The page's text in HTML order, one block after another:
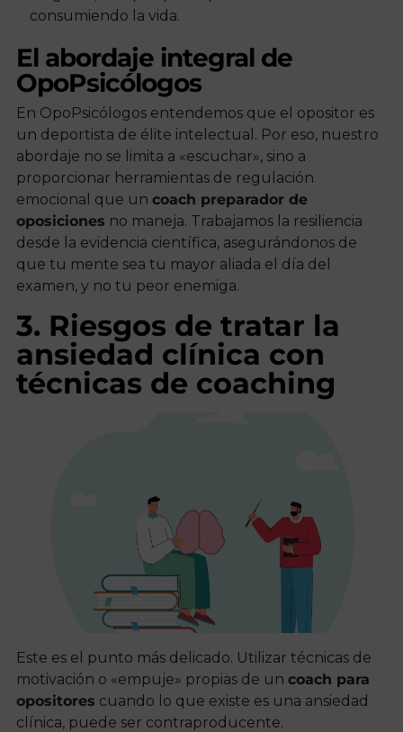
consumiendo la vida.
El abordaje integral de
OpoPsicólogos
En OpoPsicólogos entendemos que el opositor es
un deportista de élite intelectual. Por eso, nuestro
abordaje no se limita a «escuchar», sino a
proporcionar herramientas de regulación
emocional que un coach preparador de
oposiciones no maneja. Trabajamos la resiliencia
desde la evidencia científica, asegurándonos de
que tu mente sea tu mayor aliada el día del
examen, y no tu peor enemiga.
3. Riesgos de tratar la
ansiedad clínica con
técnicas de coaching
Este es el punto más delicado. Utilizar técnicas de
motivación o «empuje» propias de un coach para
opositores cuando lo que existe es una ansiedad
clínica, puede ser contraproducente.